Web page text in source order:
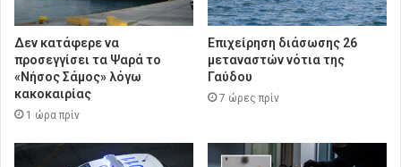
Δεν κατάφερε να
προσεγγίσει τα Ψαρά το
«Νήσος Σάμος» λόγω
κακοκαιρίας
1 ώρα πρίν
Επιχείρηση διάσωσης 26
μεταναστών νότια της
Γαύδου
7 ώρες πρίν